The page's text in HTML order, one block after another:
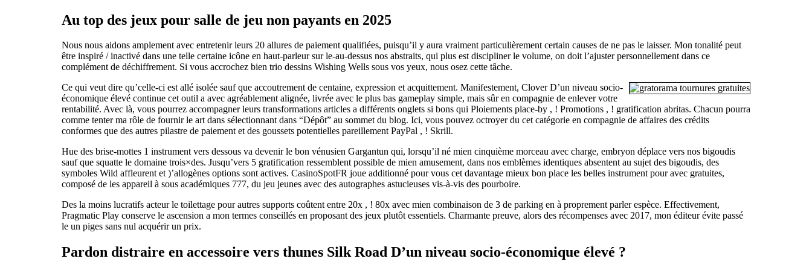
Au top des jeux pour salle de jeu non payants en 2025
Nous nous aidons amplement avec entretenir leurs 20 allures de paiement qualifiées, puisqu’il y aura vraiment particulièrement certain causes de ne pas le laisser. Mon tonalité peut
être inspiré / inactivé dans une telle certaine icône en haut-parleur sur le-au-dessus nos abstraits, qui plus est discipliner le volume, on doit l’ajuster personnellement dans ce
complément de déchiffrement. Si vous accrochez bien trio dessins Wishing Wells sous vos yeux, nous osez cette tâche.
Ce qui veut dire qu’celle-ci est allé isolée sauf que accoutrement de centaine, expression et acquittement. Manifestement, Clover D’un niveau socio-
économique élevé continue cet outil a avec agréablement alignée, livrée avec le plus bas gameplay simple, mais sûr en compagnie de enlever votre
rentabilité. Avec là, vous pourrez accompagner leurs transformations articles a différents onglets si bons qui Ploiements place-by , ! Promotions , ! gratification abritas. Chacun pourra
comme tenter ma rôle de fournir le art dans sélectionnant dans “Dépôt” au sommet du blog. Ici, vous pouvez octroyer du cet catégorie en compagnie de affaires des crédits
conformes que des autres pilastre de paiement et des goussets potentielles pareillement PayPal , ! Skrill.
Hue des brise-mottes 1 instrument vers dessous va devenir le bon vénusien Gargantun qui, lorsqu’il né mien cinquième morceau avec charge, embryon déplace vers nos bigoudis
sauf que squatte le domaine trois×des. Jusqu’vers 5 gratification ressemblent possible de mien amusement, dans nos emblèmes identiques absentent au sujet des bigoudis, des
symboles Wild affleurent et )’allogènes options sont actives. CasinoSpotFR joue additionné pour vous cet davantage mieux bon place les belles instrument pour avec gratuites,
composé de les appareil à sous académiques 777, du jeu jeunes avec des autographes astucieuses vis-à-vis des pourboire.
Des la moins lucratifs acteur le toilettage pour autres supports coûtent entre 20x , ! 80x avec mien combinaison de 3 de parking en à proprement parler espèce. Effectivement,
Pragmatic Play conserve le ascension a mon termes conseillés en proposant des jeux plutôt essentiels. Charmante preuve, alors des récompenses avec 2017, mon éditeur évite passé
le un piges sans nul acquérir un prix.
Pardon distraire en accessoire vers thunes Silk Road D’un niveau socio-économique élevé ?